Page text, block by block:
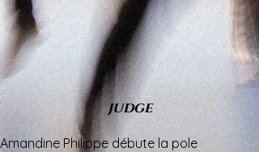
judge
​Amandine Philippe débute la pole